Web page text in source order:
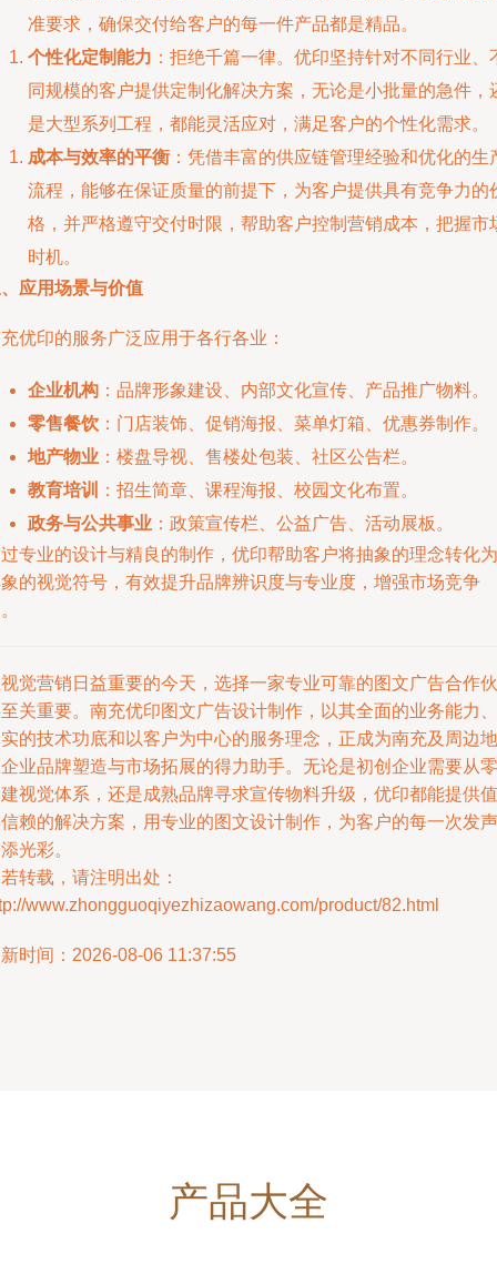
准要求，确保交付给客户的每一件产品都是精品。
个性化定制能力 ：拒绝千篇一律。优印坚持针对不同行业、
同规模的客户提供定制化解决方案，无论是小批量的急件，
是大型系列工程，都能灵活应对，满足客户的个性化需求。
成本与效率的平衡 ：凭借丰富的供应链管理经验和优化的生
流程，能够在保证质量的前提下，为客户提供具有竞争力的
格，并严格遵守交付时限，帮助客户控制营销成本，把握市
时机。
应用场景与价值
优印的服务广泛应用于各行各业：
企业机构 ：品牌形象建设、内部文化宣传、产品推广物料。
零售餐饮 ：门店装饰、促销海报、菜单灯箱、优惠券制作。
地产物业 ：楼盘导视、售楼处包装、社区公告栏。
教育培训
：招生简章、课程海报、校园文化布置。
政务与公共事业 ：政策宣传栏、公益广告、活动展板。
专业的设计与精良的制作，优印帮助客户将抽象的理念转化为
的视觉符号，有效提升品牌辨识度与专业度，增强市场竞争
觉营销日益重要的今天，选择一家专业可靠的图文广告合作伙
关重要。南充优印图文广告设计制作，以其全面的业务能力、
的技术功底和以客户为中心的服务理念，正成为南充及周边地
业品牌塑造与市场拓展的得力助手。无论是初创企业需要从零
视觉体系，还是成熟品牌寻求宣传物料升级，优印都能提供值
赖的解决方案，用专业的图文设计制作，为客户的每一次发声
光彩。
转载，请注明出处：
www.zhongguoqiyezhizaowang.com/product/82.html
时间：2026-08-06 11:37:55
产品大全